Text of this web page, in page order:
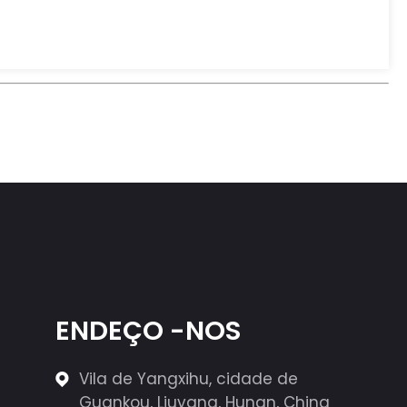
ENDEÇO -NOS
Vila de Yangxihu, cidade de
Guankou, Liuyang, Hunan, China